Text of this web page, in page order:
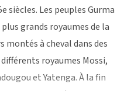
siècles. Les peuples Gurma
grands royaumes de la
à cheval dans des
royaumes Mossi,
et Yatenga. À la fin